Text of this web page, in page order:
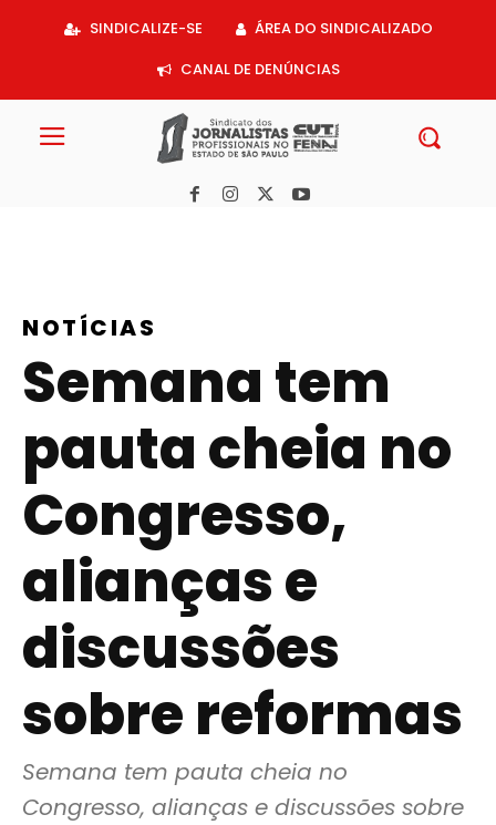
SINDICALIZE-SE
ÁREA DO SINDICALIZADO
CANAL DE DENÚNCIAS
NOTÍCIAS
Semana tem
pauta cheia no
Congresso,
alianças e
discussões
sobre reformas
Semana tem pauta cheia no
Congresso, alianças e discussões sobre